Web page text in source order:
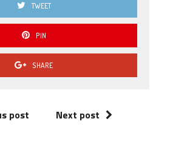
TWEET
PIN
SHARE
post Next post